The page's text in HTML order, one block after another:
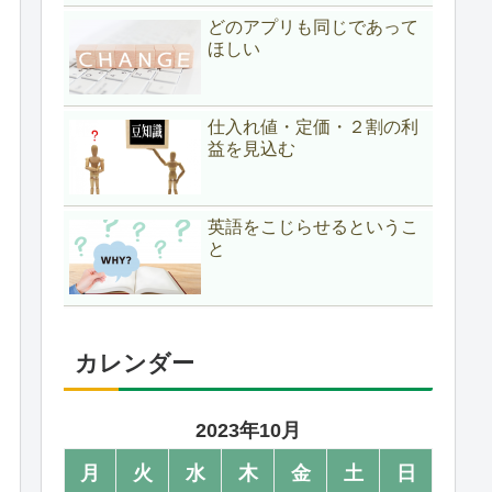
どのアプリも同じであって
ほしい
仕入れ値・定価・２割の利
益を見込む
英語をこじらせるというこ
と
カレンダー
2023年10月
月
火 水 木 金 土
日